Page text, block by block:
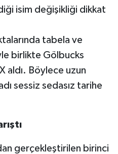
isim değişikliği dikkat
tabela ve
birlikte Gölbucks
aldı. Böylece uzun
sessiz sedasız tarihe
gerçekleştirilen birinci